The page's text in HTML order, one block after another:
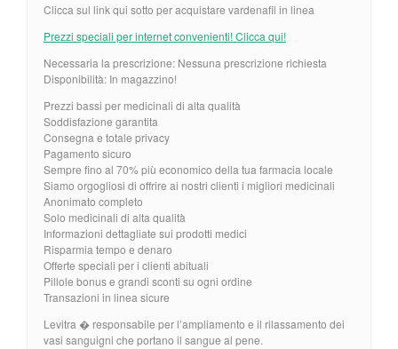
Clicca sul link qui sotto per acquistare vardenafil in linea
Prezzi speciali per internet convenienti! Clicca qui!
Necessaria la prescrizione: Nessuna prescrizione richiesta
Disponibilità: In magazzino!
Prezzi bassi per medicinali di alta qualità
Soddisfazione garantita
Consegna e totale privacy
Pagamento sicuro
Sempre fino al 70% più economico della tua farmacia locale
Siamo orgogliosi di offrire ai nostri clienti i migliori medicinali
Anonimato completo
Solo medicinali di alta qualità
Informazioni dettagliate sui prodotti medici
Risparmia tempo e denaro
Offerte speciali per i clienti abituali
Pillole bonus e grandi sconti su ogni ordine
Transazioni in linea sicure
Levitra � responsabile per l’ampliamento e il rilassamento dei
vasi sanguigni che portano il sangue al pene.